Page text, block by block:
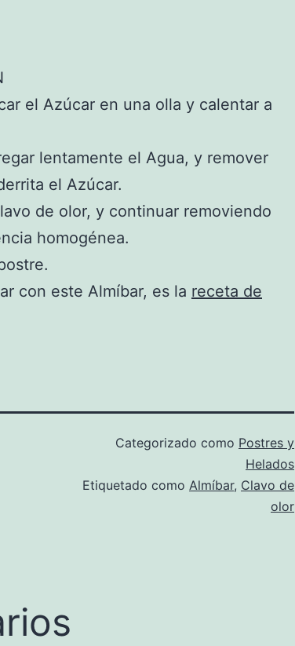
el Azúcar en una olla y calentar a
lentamente el Agua, y remover
el Azúcar.
de olor, y continuar removiendo
homogénea.
con este Almíbar, es la receta de
Categorizado como Postres y
Helados
Etiquetado como Almíbar, Clavo de
olor